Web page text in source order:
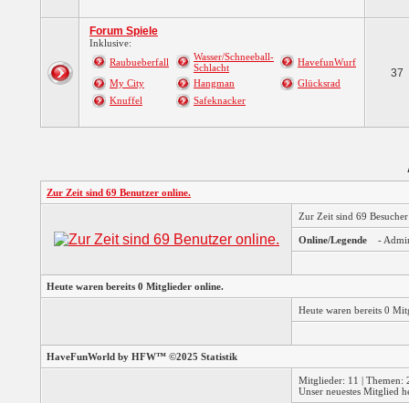
Forum Spiele
Inklusive:
Raubueberfall
Wasser/Schneeball-
Schlacht
HavefunWurf
My City
Hangman
Glücksrad
Knuffel
Safeknacker
37
Zur Zeit sind 69 Benutzer online.
Zur Zeit sind 69
Online/Legende -
Heute waren bereits 0 Mitglieder online.
Heute waren bereits 0
HaveFunWorld by HFW™ ©2025 Statistik
Mitglieder: 11 | Themen:
Unser neuestes Mitglied